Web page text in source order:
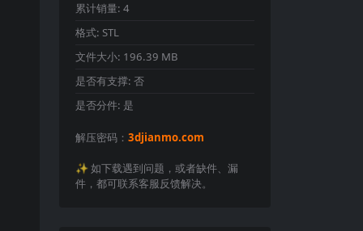
累计销量: 4
格式: STL
文件大小: 196.39 MB
是否有支撑: 否
是否分件: 是
解压密码： 3djianmo.com
✨️ 如下载遇到问题，或者缺件、漏
件，都可联系客服反馈解决。